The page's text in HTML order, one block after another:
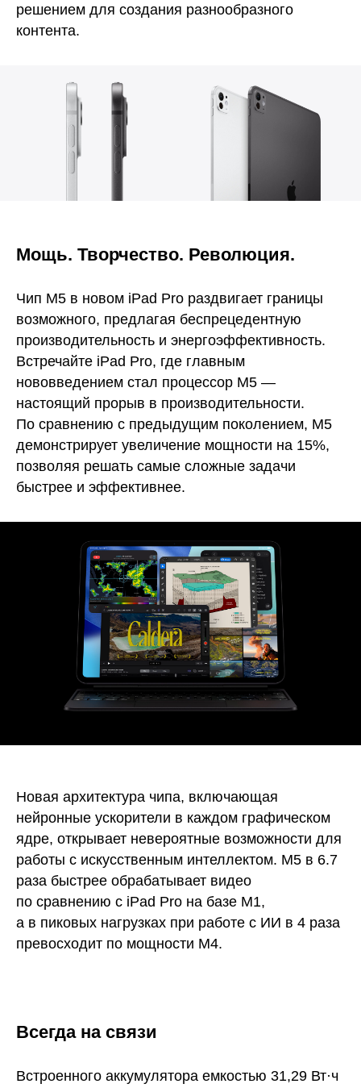
решением для создания разнообразного
контента.
Мощь. Творчество. Революция.
Чип M5 в новом iPad Pro раздвигает границы
возможного, предлагая беспрецедентную
производительность и энергоэффективность.
Встречайте iPad Pro, где главным
нововведением стал процессор M5 —
настоящий прорыв в производительности.
По сравнению с предыдущим поколением, M5
демонстрирует увеличение мощности на 15%,
позволяя решать самые сложные задачи
быстрее и эффективнее.
Новая архитектура чипа, включающая
нейронные ускорители в каждом графическом
ядре, открывает невероятные возможности для
работы с искусственным интеллектом. M5 в 6.7
раза быстрее обрабатывает видео
по сравнению с iPad Pro на базе M1,
а в пиковых нагрузках при работе с ИИ в 4 раза
превосходит по мощности M4.
Всегда на связи
Встроенного аккумулятора емкостью 31,29 Вт·ч